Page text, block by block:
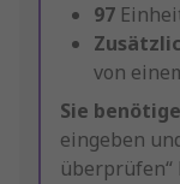
97
von
Sie
eingeben
überprüfen“